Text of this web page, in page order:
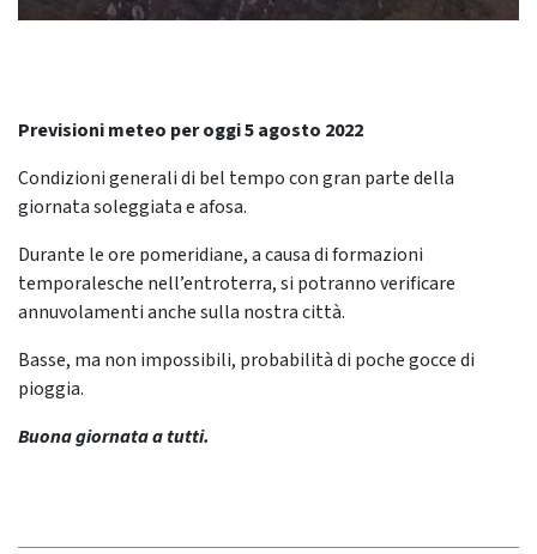
Previsioni meteo per oggi 5 agosto 2022
Condizioni generali di bel tempo con gran parte della
giornata soleggiata e afosa.
Durante le ore pomeridiane, a causa di formazioni
temporalesche nell’entroterra, si potranno verificare
annuvolamenti anche sulla nostra città.
Basse, ma non impossibili, probabilità di poche gocce di
pioggia.
Buona giornata a tutti.